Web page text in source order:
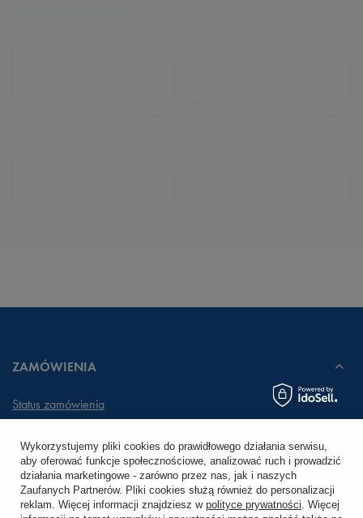
ZAMÓWIENIA
Status zamówienia
Chcę zareklamować produkt
Chcę zwrócić produkt
Wykorzystujemy pliki cookies do prawidłowego działania serwisu,
aby oferować funkcje społecznościowe, analizować ruch i prowadzić
działania marketingowe - zarówno przez nas, jak i naszych
Zaufanych Partnerów. Pliki cookies służą również do personalizacji
reklam. Więcej informacji znajdziesz w polityce prywatności. Więcej